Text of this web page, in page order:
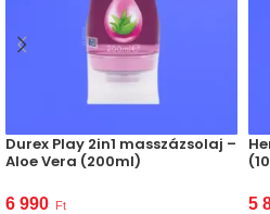
Durex Play 2in1 masszázsolaj –
Aloe Vera (200ml)
6 990 Ft 5